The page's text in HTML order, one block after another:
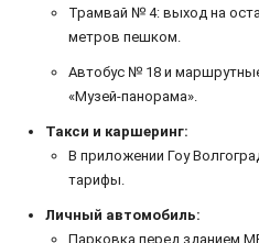
Трамвай № 4: выход на
метров пешком.
Автобус № 18 и
«Музей-панорама».
Такси и каршеринг:
В приложении Гоу
тарифы.
Личный автомобиль:
Парковка перед зданием